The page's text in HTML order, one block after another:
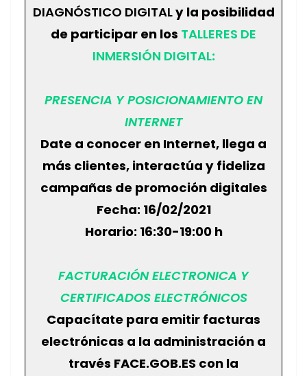
DIAGNÓSTICO DIGITALy la posibilidad
de participar en los TALLERES DE
INMERSIÓN DIGITAL:
PRESENCIA Y POSICIONAMIENTO EN
INTERNET
Date a conocer en Internet, llega a
más clientes, interactúa y fideliza
campañas de promoción digitales
Fecha: 16/02/2021
Horario: 16:30-19:00 h
FACTURACIÓN ELECTRONICA Y
CERTIFICADOS ELECTRÓNICOS
Capacítate para emitir facturas
electrónicas a la administración a
través FACE.GOB.ES con la